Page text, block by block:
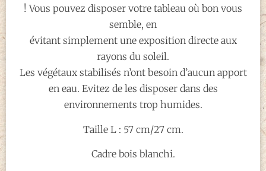
! Vous pouvez disposer votre tableau où bon vous
semble, en
évitant simplement une exposition directe aux
rayons du soleil.
Les végétaux stabilisés n’ont besoin d’aucun apport
en eau. Evitez de les disposer dans des
environnements trop humides.
Taille L : 57 cm/27 cm.
Cadre bois blanchi.